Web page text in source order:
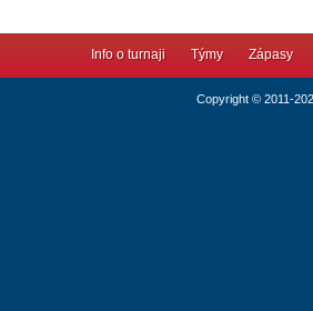
Info o turnaji Týmy Zápasy
Copyright © 2011-